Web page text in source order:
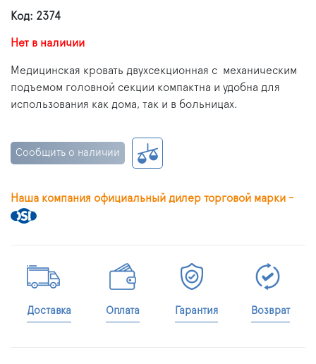
Код: 2374
Нет в наличии
Медицинская кровать двухсекционная с механическим
подъемом головной секции компактна и удобна для
использования как дома, так и в больницах.
Сообщить о наличии
Наша компания официальный дилер торговой марки -
Доставка Оплата Гарантия Возврат